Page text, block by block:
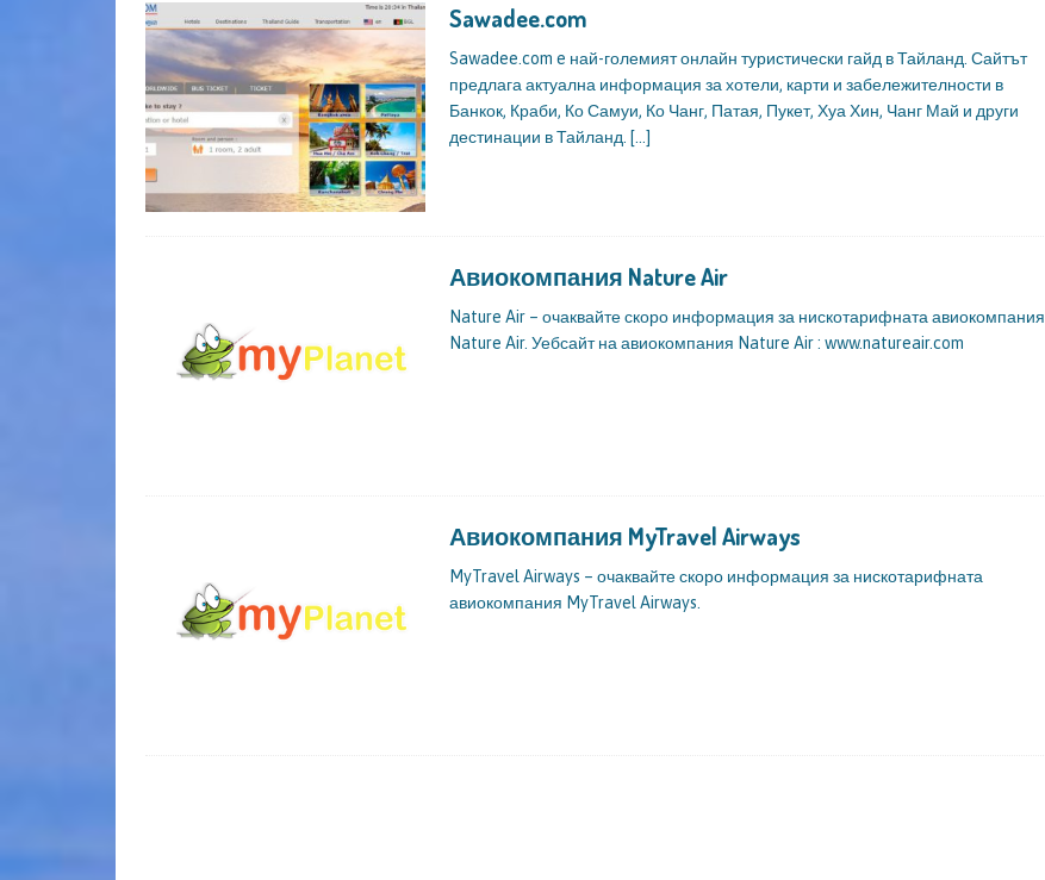
Sawadee.com
Sawadee.com e най-големият онлайн туристически гайд в Тайланд. Сайтът
предлага актуална информация за хотели, карти и забележителности в
Банкок, Краби, Ко Самуи, Ко Чанг, Патая, Пукет, Хуа Хин, Чанг Май и други
дестинации в Тайланд. […]
Авиокомпания Nature Air
Nature Air – очаквайте скоро информация за нискотарифната авиокомпания
Nature Air. Уебсайт на авиокомпания Nature Air : www.natureair.com
Авиокомпания MyTravel Airways
MyTravel Airways – очаквайте скоро информация за нискотарифната
авиокомпания MyTravel Airways.